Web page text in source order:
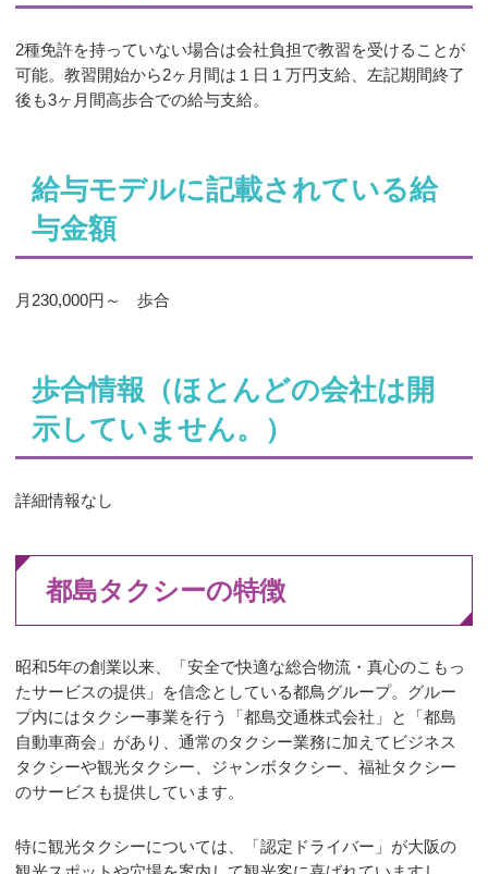
2種免許を持っていない場合は会社負担で教習を受けることが
可能。教習開始から2ヶ月間は１日１万円支給、左記期間終了
後も3ヶ月間高歩合での給与支給。
給与モデルに記載されている給
与金額
月230,000円～ 歩合
歩合情報（ほとんどの会社は開
示していません。）
詳細情報なし
都島タクシーの特徴
昭和5年の創業以来、「安全で快適な総合物流・真心のこもっ
たサービスの提供」を信念としている都鳥グループ。グルー
プ内にはタクシー事業を行う「都島交通株式会社」と「都島
自動車商会」があり、通常のタクシー業務に加えてビジネス
タクシーや観光タクシー、ジャンボタクシー、福祉タクシー
のサービスも提供しています。
特に観光タクシーについては、「認定ドライバー」が大阪の